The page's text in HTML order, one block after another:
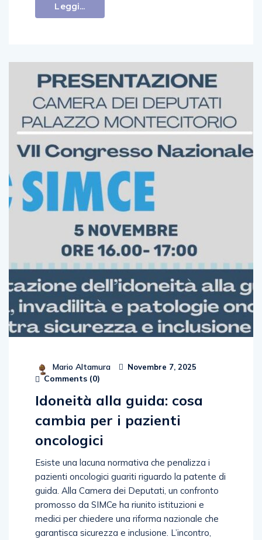
Leggi...
Mario Altamura Novembre 7, 2025
Comments (0)
Idoneità alla guida: cosa
cambia per i pazienti
oncologici
Esiste una lacuna normativa che penalizza i
pazienti oncologici guariti riguardo la patente di
guida. Alla Camera dei Deputati, un confronto
promosso da SIMCe ha riunito istituzioni e
medici per chiedere una riforma nazionale che
garantisca sicurezza e inclusione. L’incontro,